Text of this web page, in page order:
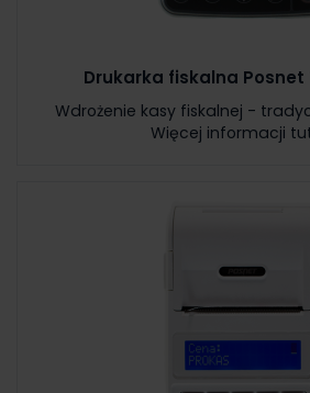
Drukarka fiskalna Posnet
Wdrożenie kasy fiskalnej -
Więcej informacji